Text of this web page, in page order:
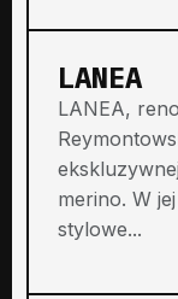
LANEA
LANEA,
merino. W
stylowe...